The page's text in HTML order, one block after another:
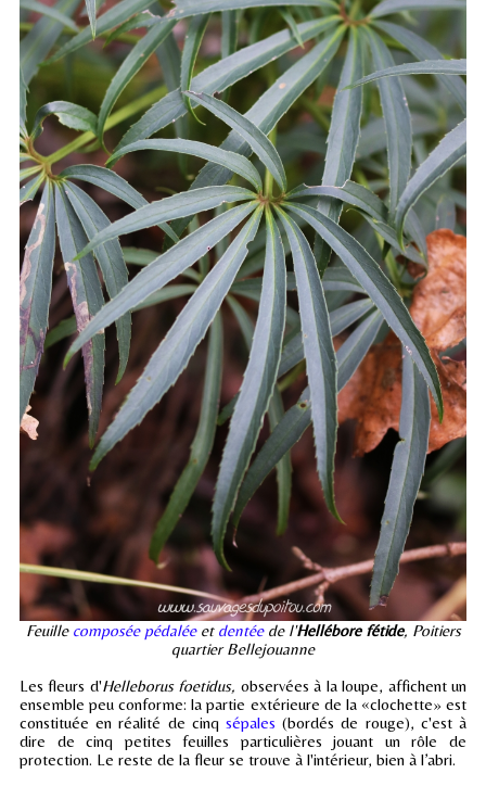
Feuille composée pédaléeet dentéede l'Hellébore fétide, Poitiers
quartier Bellejouanne
Les fleurs d'Helleborus foetidus, observées à la loupe, affichent un
ensemble peu conforme: la partie extérieure de la «clochette» est
constituée en réalité de cinq sépales (bordés de rouge), c'est à
dire de cinq petites feuilles particulières jouant un rôle de
protection. Le reste de la fleur se trouve à l'intérieur, bien à l’abri.